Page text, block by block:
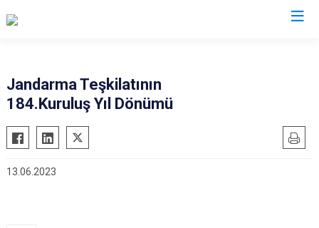
Jandarma Teşkilatının
184.Kuruluş Yıl Dönümü
13.06.2023